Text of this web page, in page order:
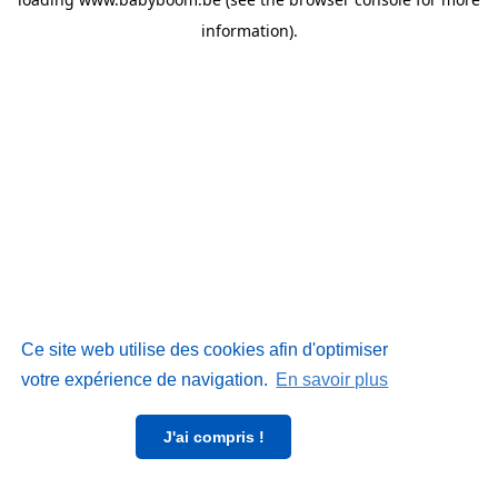
Ce site web utilise des cookies afin d'optimiser
votre expérience de navigation. En savoir plus
J'ai compris !
information).